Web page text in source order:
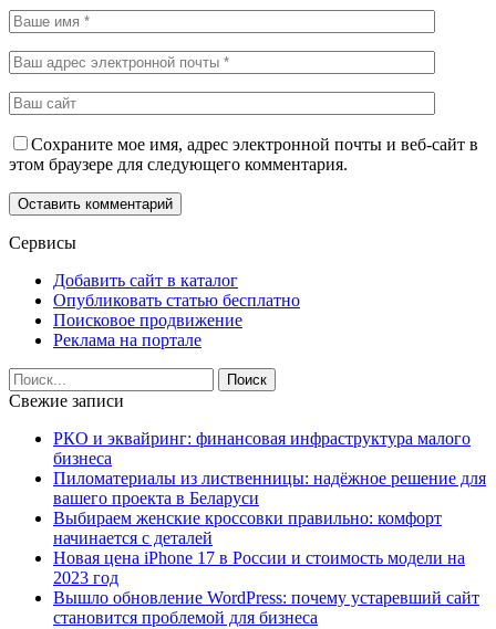
Сохраните мое имя, адрес электронной почты и веб-сайт в
этом браузере для следующего комментария.
Сервисы
Добавить сайт в каталог
Опубликовать статью бесплатно
Поисковое продвижение
Реклама на портале
Свежие записи
РКО и эквайринг: финансовая инфраструктура малого
бизнеса
Пиломатериалы из лиственницы: надёжное решение для
вашего проекта в Беларуси
Выбираем женские кроссовки правильно: комфорт
начинается с деталей
Новая цена iPhone 17 в России и стоимость модели на
2023 год
Вышло обновление WordPress: почему устаревший сайт
становится проблемой для бизнеса